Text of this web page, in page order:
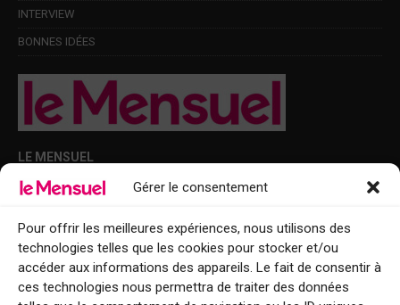
Gérer le consentement
Pour offrir les meilleures expériences, nous utilisons des
technologies telles que les cookies pour stocker et/ou
accéder aux informations des appareils. Le fait de consentir à
ces technologies nous permettra de traiter des données
INTERVIEW
BONNES IDÉES
LE MENSUEL
Points de diffusion Var et Alpes-Maritimes : oû trouver Le Mensuel ?
Le Mensuel en PDF : consultez le magazine en ligne
Qui sommes-nous ?
BFM Top Sorties